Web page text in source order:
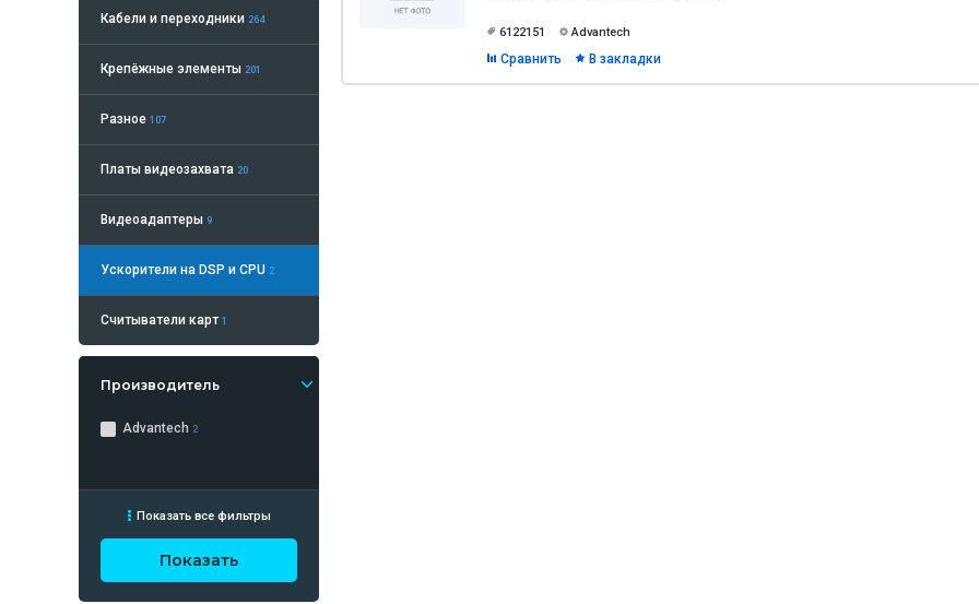
Кабели и переходники 264
Крепёжные элементы 201
Разное 107
Платы видеозахвата 20
Видеоадаптеры 9
Ускорители на DSP и CPU 2
Считыватели карт 1
Производитель
Advantech 2
Показать все фильтры
Показать
6122151 Advantech
Сравнить В закладки